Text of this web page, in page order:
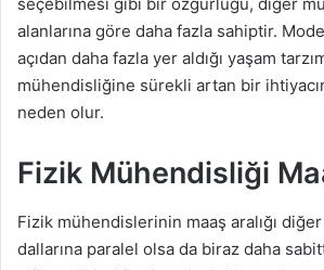
alanlarına göre daha fazla sahiptir.
açıdan daha fazla yer aldığı yaşam
mühendisliğine sürekli artan bir
neden olur.
Fizik Mühendisliği
Fizik mühendislerinin maaş aralığı
dallarına paralel olsa da biraz daha